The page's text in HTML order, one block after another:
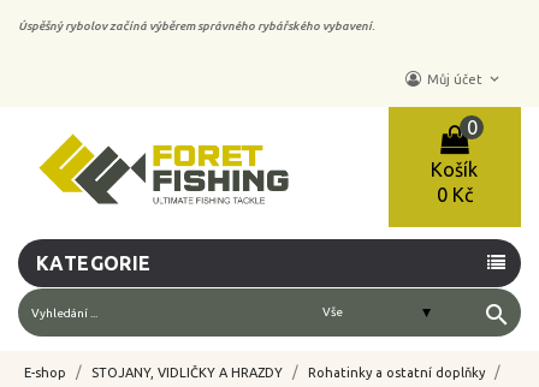
Úspěšný rybolov začíná výběrem správného rybářského vybavení.
Můj účet keyboard_arrow_down
Košík
0
0 Kč
KATEGORIE
search
E-shop STOJANY, VIDLIČKY A HRAZDY Rohatinky a ostatní doplňky